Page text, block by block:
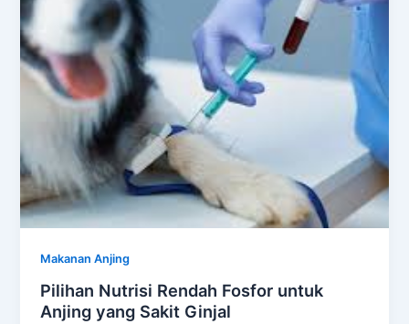
Makanan Anjing
Pilihan Nutrisi Rendah Fosfor untuk
Anjing yang Sakit Ginjal